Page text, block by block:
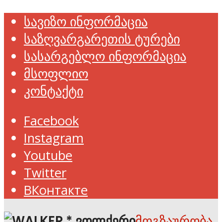
სავიზო ინფორმაცია
საზღვარგარეთის ტურები
სასარგებლო ინფორმაცია
მსოფლიო
კონტაქტი
Facebook
Instagram
Youtube
Twitter
ВКонтакте